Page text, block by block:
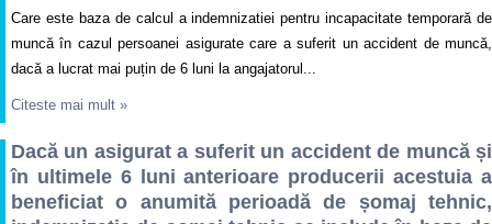
Care este baza de calcul a indemnizatiei pentru incapacitate temporară de
muncă în cazul persoanei asigurate care a suferit un accident de muncă,
dacă a lucrat mai puțin de 6 luni la angajatorul...
Citeste mai mult »
Dacă un asigurat a suferit un accident de muncă și
în ultimele 6 luni anterioare producerii acestuia a
beneficiat o anumită perioadă de șomaj tehnic,